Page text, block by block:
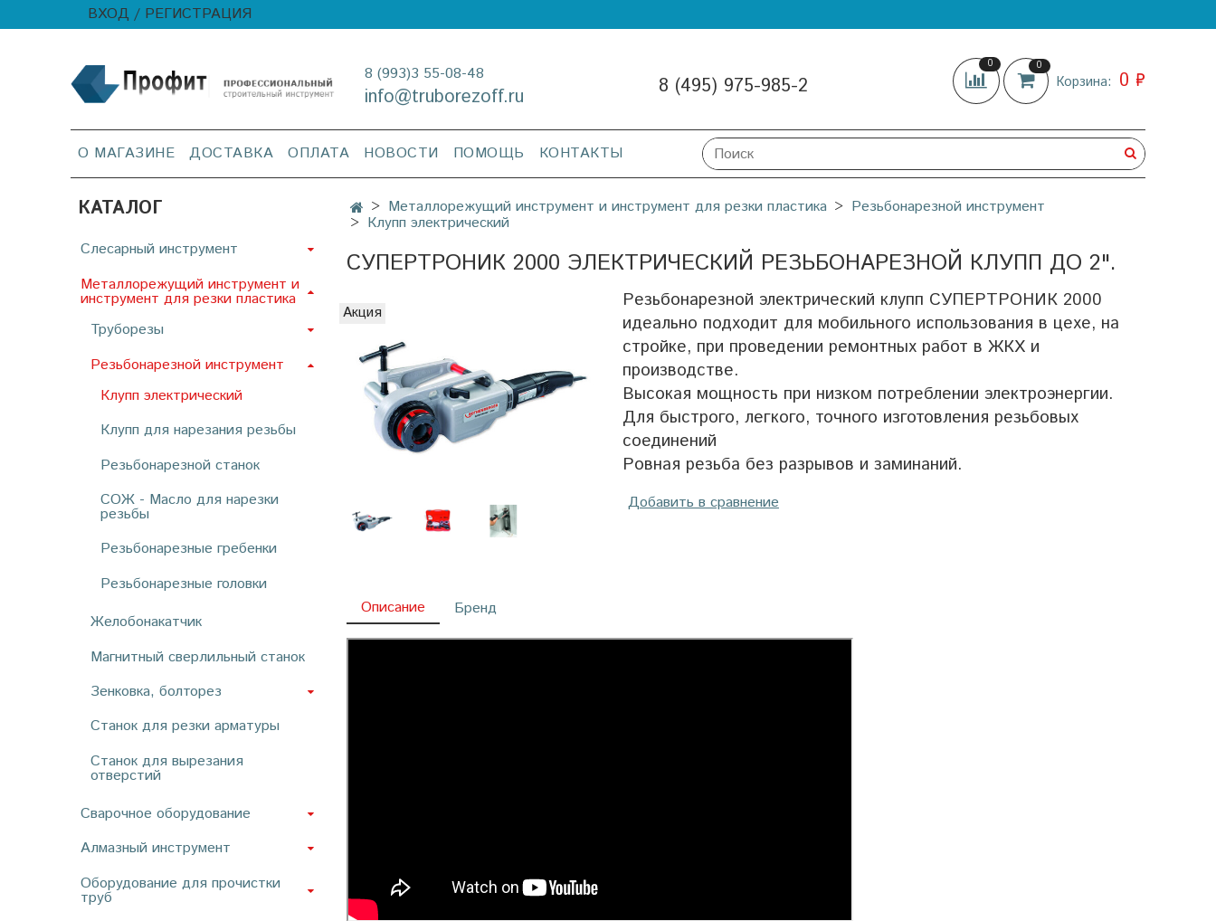
ВХОД / РЕГИСТРАЦИЯ
8 (993)3 55-08-48
info@truborezoff.ru 8 (495) 975-985-2
0 0
Корзина: 0 ₽
О МАГАЗИНЕ ДОСТАВКА ОПЛАТА НОВОСТИ ПОМОЩЬ КОНТАКТЫ
Металлорежущий инструмент и инструмент для резки пластика Резьбонарезной инструмент
Клупп электрический
СУПЕРТРОНИК 2000 ЭЛЕКТРИЧЕСКИЙ РЕЗЬБОНАРЕЗНОЙ КЛУПП ДО 2".
Акция
Резьбонарезной электрический клупп СУПЕРТРОНИК 2000
идеально подходит для мобильного использования в цехе, на
стройке, при проведении ремонтных работ в ЖКХ и
производстве.
Высокая мощность при низком потреблении электроэнергии.
Для быстрого, легкого, точного изготовления резьбовых
соединений
Ровная резьба без разрывов и заминаний.
Добавить в сравнение
Описание Бренд
КАТАЛОГ
Слесарный инструмент
Металлорежущий инструмент и
инструмент для резки пластика
Труборезы
Резьбонарезной инструмент
Клупп электрический
Клупп для нарезания резьбы
Резьбонарезной станок
СОЖ - Масло для нарезки
резьбы
Резьбонарезные гребенки
Резьбонарезные головки
Желобонакатчик
Магнитный сверлильный станок
Зенковка, болторез
Станок для резки арматуры
Станок для вырезания
отверстий
Сварочное оборудование
Алмазный инструмент
Оборудование для прочистки
труб